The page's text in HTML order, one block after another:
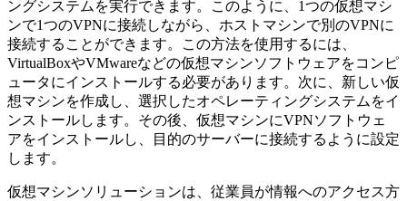
ングシステムを実行できます。このように、1つの仮想マシ
ンで1つのVPNに接続しながら、ホストマシンで別のVPNに
接続することができます。この方法を使用するには、
VirtualBoxやVMwareなどの仮想マシンソフトウェアをコンピ
ュータにインストールする必要があります。次に、新しい仮
想マシンを作成し、選択したオペレーティングシステムをイ
ンストールします。その後、仮想マシンにVPNソフトウェ
アをインストールし、目的のサーバーに接続するように設定
します。
仮想マシンソリューションは、従業員が情報へのアクセス方